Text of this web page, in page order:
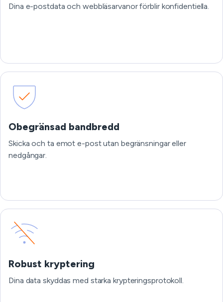
Dina e-postdata och webbläsarvanor förblir konfidentiella.
Obegränsad bandbredd
Skicka och ta emot e-post utan begränsningar eller
nedgångar.
Robust kryptering
Dina data skyddas med starka krypteringsprotokoll.